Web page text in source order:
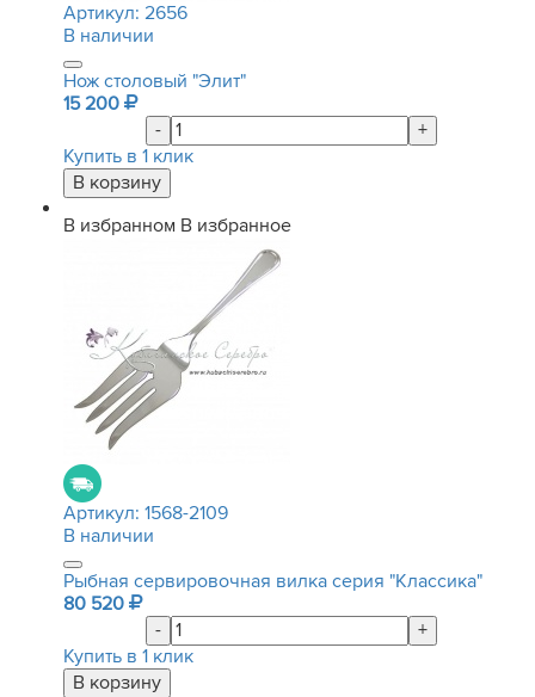
Артикул: 2656
В наличии
Нож столовый "Элит"
15 200
-
+
Купить в 1 клик
В избранном В избранное
Артикул: 1568-2109
В наличии
Рыбная сервировочная вилка серия "Классика"
80 520
-
+
Купить в 1 клик